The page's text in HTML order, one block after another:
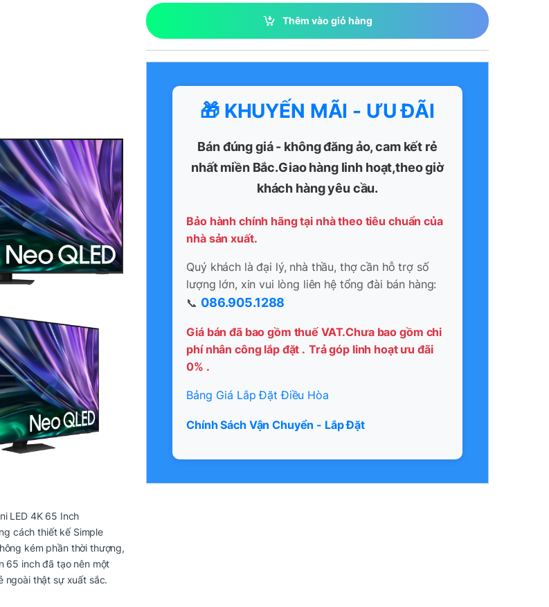
LED 4K 65 Inch
cách thiết kế Simple
kém phần thời thượng,
65 inch đã tạo nên một
ngoài thật sự xuất sắc.
Thêm vào giỏ hàng
🎁 KHUYẾN MÃI - ƯU ĐÃI
Bán đúng giá - không đăng ảo, cam kết rẻ
nhất miền Bắc.Giao hàng linh hoạt,theo giờ
khách hàng yêu cầu.
Bảo hành chính hãng tại nhà theo tiêu chuẩn của
nhà sản xuất.
Quý khách là đại lý, nhà thầu, thợ cần hỗ trợ số
lượng lớn, xin vui lòng liên hệ tổng đài bán hàng:
📞 086.905.1288
Giá bán đã bao gồm thuế VAT.Chưa bao gồm chi
phí nhân công lắp đặt . Trả góp linh hoạt ưu đãi
0% .
Bảng Giá Lắp Đặt Điều Hòa
Chính Sách Vận Chuyển - Lắp Đặt